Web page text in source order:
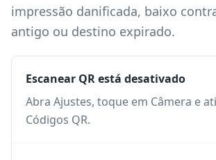
impressão danificada, baixo
antigo ou destino expirado.
Escanear QR está desativado
Abra Ajustes, toque em Câmera e
Códigos QR.